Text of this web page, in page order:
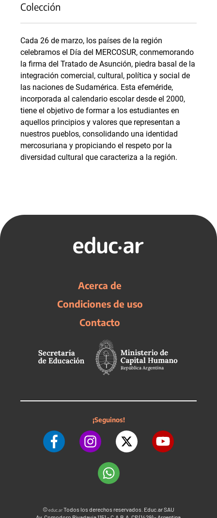
Colección
Cada 26 de marzo, los países de la región
celebramos el Día del MERCOSUR, conmemorando
la firma del Tratado de Asunción, piedra basal de la
integración comercial, cultural, política y social de
las naciones de Sudamérica. Esta efeméride,
incorporada al calendario escolar desde el 2000,
tiene el objetivo de formar a los estudiantes en
aquellos principios y valores que representan a
nuestros pueblos, consolidando una identidad
mercosuriana y propiciando el respeto por la
diversidad cultural que caracteriza a la región.
Acerca de
Condiciones de uso
Contacto
¡Seguinos!
©educ.arTodos los derechos reservados. Educ.ar SAU